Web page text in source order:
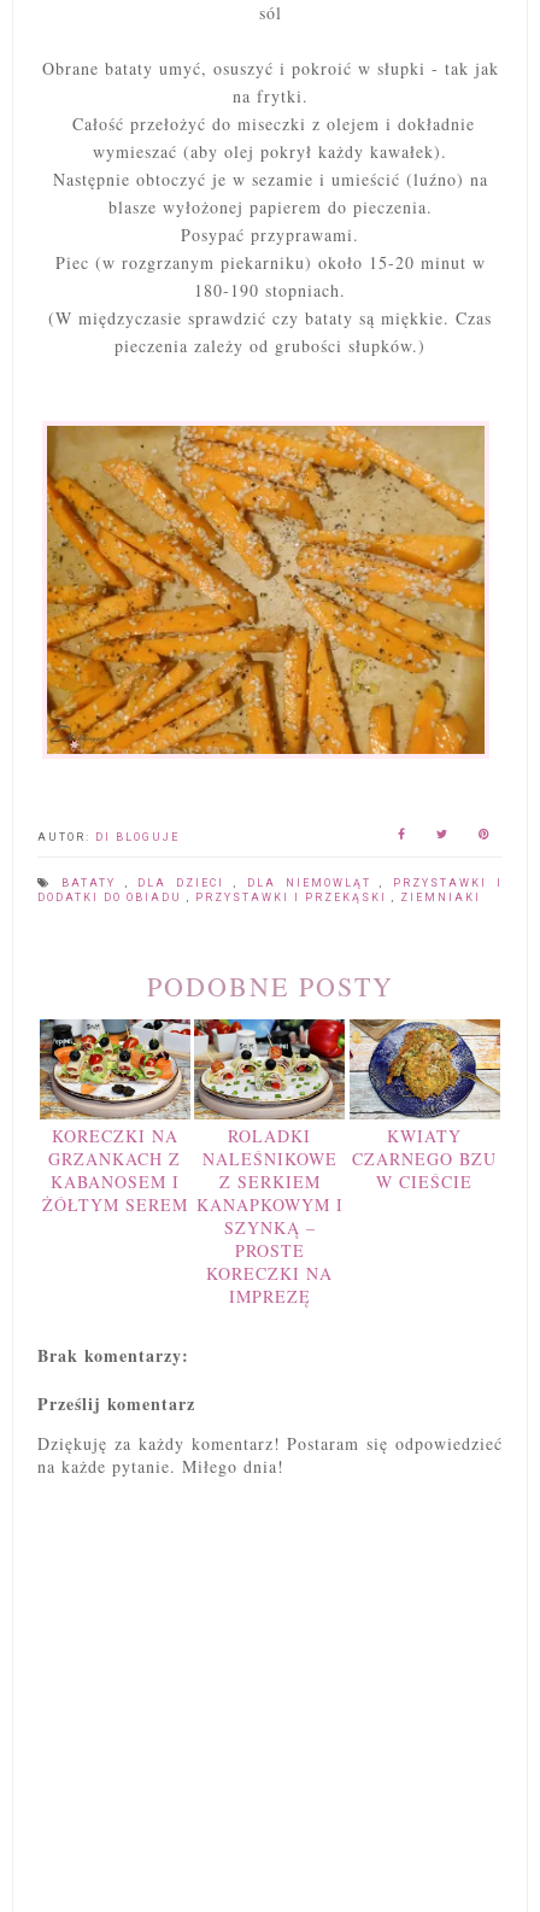
sól
Obrane bataty umyć, osuszyć i pokroić w słupki - tak jak
na frytki.
Całość przełożyć do miseczki z olejem i dokładnie
wymieszać (aby olej pokrył każdy kawałek).
Następnie obtoczyć je w sezamie i umieścić (luźno) na
blasze wyłożonej papierem do pieczenia.
Posypać przyprawami.
Piec (w rozgrzanym piekarniku) około 15-20 minut w
180-190 stopniach.
(W międzyczasie sprawdzić czy bataty są miękkie. Czas
pieczenia zależy od grubości słupków.)
AUTOR: DI BLOGUJE
BATATY DLA DZIECI DLA NIEMOWLĄT
PRZYSTAWKI I
DODATKI DO OBIADU
PRZYSTAWKI I PRZEKĄSKI ZIEMNIAKI
PODOBNE POSTY
KORECZKI NA
GRZANKACH Z
KABANOSEM I
ŻÓŁTYM SEREM
ROLADKI
NALEŚNIKOWE
Z SERKIEM
KANAPKOWYM I
SZYNKĄ –
PROSTE
KORECZKI NA
IMPREZĘ
KWIATY
CZARNEGO BZU
W CIEŚCIE
Brak komentarzy:
Prześlij komentarz
Dziękuję za każdy komentarz! Postaram się odpowiedzieć
na każde pytanie. Miłego dnia!